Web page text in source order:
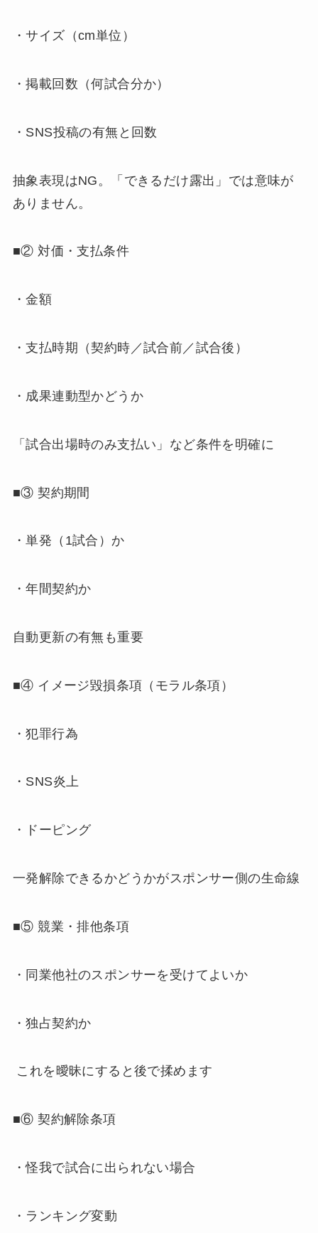
・サイズ（cm単位）
・掲載回数（何試合分か）
・SNS投稿の有無と回数
抽象表現はNG。「できるだけ露出」では意味が
ありません。
■② 対価・支払条件
・金額
・支払時期（契約時／試合前／試合後）
・成果連動型かどうか
「試合出場時のみ支払い」など条件を明確に
■③ 契約期間
・単発（1試合）か
・年間契約か
自動更新の有無も重要
■④ イメージ毀損条項（モラル条項）
・犯罪行為
・SNS炎上
・ドーピング
一発解除できるかどうかがスポンサー側の生命線
■⑤ 競業・排他条項
・同業他社のスポンサーを受けてよいか
・独占契約か
これを曖昧にすると後で揉めます
■⑥ 契約解除条項
・怪我で試合に出られない場合
・ランキング変動